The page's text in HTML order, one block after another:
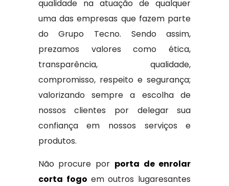
qualidade na atuação de qualquer
uma das empresas que fazem parte
do Grupo Tecno. Sendo assim,
prezamos valores como ética,
transparência, qualidade,
compromisso, respeito e segurança;
valorizando sempre a escolha de
nossos clientes por delegar sua
confiança em nossos serviços e
produtos.
Não procure por porta de enrolar
corta fogo em outros lugaresantes